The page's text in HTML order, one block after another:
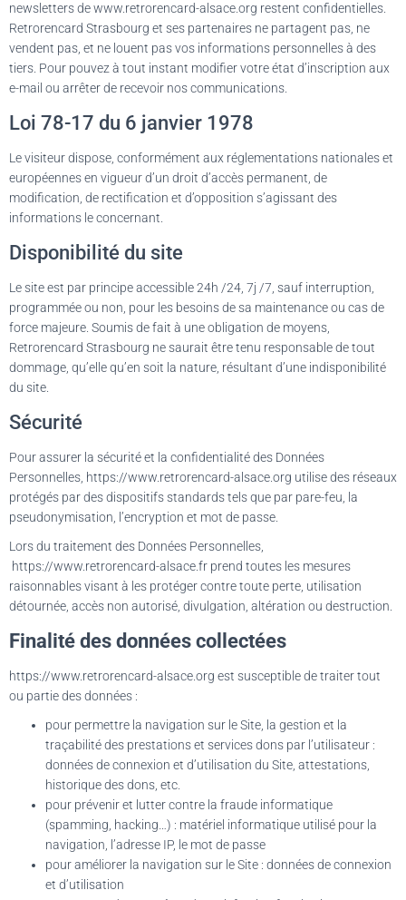
newsletters de www.retrorencard-alsace.org restent confidentielles.
Retrorencard Strasbourg et ses partenaires ne partagent pas, ne
vendent pas, et ne louent pas vos informations personnelles à des
tiers. Pour pouvez à tout instant modifier votre état d’inscription aux
e-mail ou arrêter de recevoir nos communications.
Loi 78-17 du 6 janvier 1978
Le visiteur dispose, conformément aux réglementations nationales et
européennes en vigueur d’un droit d’accès permanent, de
modification, de rectification et d’opposition s’agissant des
informations le concernant.
Disponibilité du site
Le site est par principe accessible 24h /24, 7j /7, sauf interruption,
programmée ou non, pour les besoins de sa maintenance ou cas de
force majeure. Soumis de fait à une obligation de moyens,
Retrorencard Strasbourg ne saurait être tenu responsable de tout
dommage, qu’elle qu’en soit la nature, résultant d’une indisponibilité
du site.
Sécurité
Pour assurer la sécurité et la confidentialité des Données
Personnelles, https://www.retrorencard-alsace.org utilise des réseaux
protégés par des dispositifs standards tels que par pare-feu, la
pseudonymisation, l’encryption et mot de passe.
Lors du traitement des Données Personnelles,
https://www.retrorencard-alsace.fr prend toutes les mesures
raisonnables visant à les protéger contre toute perte, utilisation
détournée, accès non autorisé, divulgation, altération ou destruction.
Finalité des données collectées
https://www.retrorencard-alsace.org est susceptible de traiter tout
ou partie des données :
pour permettre la navigation sur le Site, la gestion et la
traçabilité des prestations et services dons par l’utilisateur :
données de connexion et d’utilisation du Site, attestations,
historique des dons, etc.
pour prévenir et lutter contre la fraude informatique
(spamming, hacking…) : matériel informatique utilisé pour la
navigation, l’adresse IP, le mot de passe
pour améliorer la navigation sur le Site : données de connexion
et d’utilisation